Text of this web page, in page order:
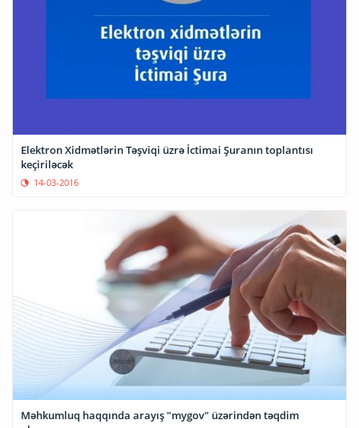
Elektron Xidmətlərin Təşviqi üzrə İctimai Şuranın toplantısı
keçiriləcək
14-03-2016
Məhkumluq haqqında arayış "mygov" üzərindən təqdim